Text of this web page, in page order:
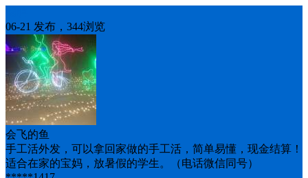
06-21 发布，344浏览
会飞的鱼
手工活外发，可以拿回家做的手工活，简单易懂，现金结算！
适合在家的宝妈，放暑假的学生。（电话微信同号）